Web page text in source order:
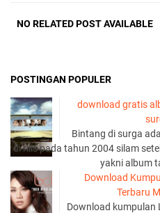
NO RELATED POST AVAILABLE
POSTINGAN POPULER
download gratis
Bintang di surga
di rilis pada tahun 2004 silam
yakni album
Download
Terbaru
Download kumpulan